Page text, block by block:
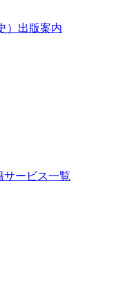
）出版案内
サービス一覧